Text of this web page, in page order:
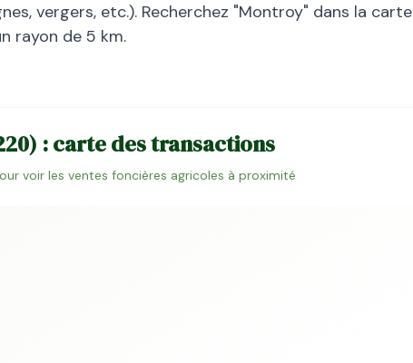
vergers, etc.). Recherchez "Montroy" dans la carte
rayon de 5 km.
) : carte des transactions
voir les ventes foncières agricoles à proximité